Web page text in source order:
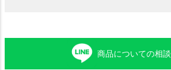
商品についての相